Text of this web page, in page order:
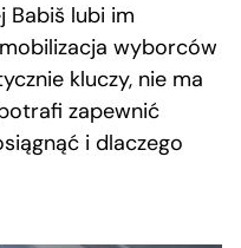
Babiš lubi im
wyborców
kluczy, nie ma
zapewnić
i dlaczego